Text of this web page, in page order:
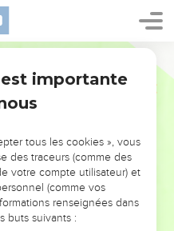
!
VOUS ÉVITER LES
?
importante
tous les cookies », vous
des traceurs (comme des
votre compte utilisateur) et
(comme vos
renseignées dans
buts suivants :